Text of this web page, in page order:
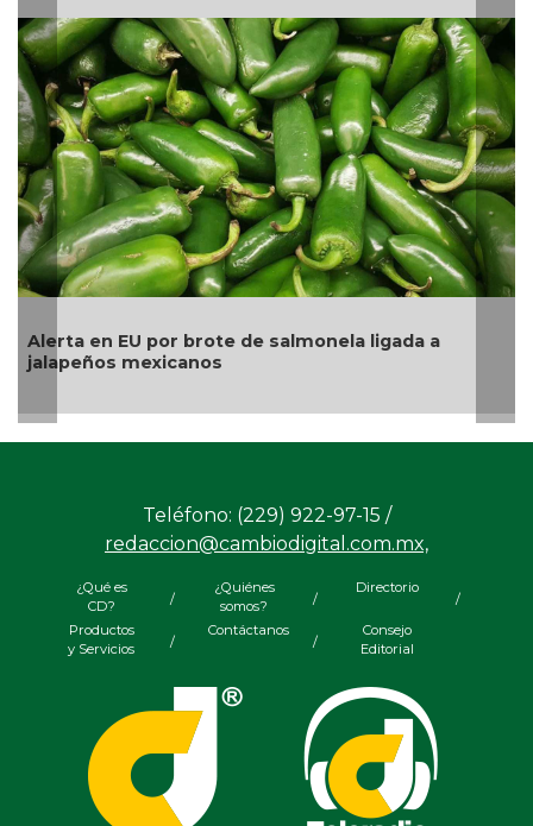
La UNAM analiza sanción de hasta 20 millones de
pesos a Territorium Life
Teléfono: (229) 922-97-15 /
redaccion@cambiodigital.com.mx,
¿Qué es
CD?
/
¿Quiénes
somos?
/
Directorio
/
Productos
y Servicios
/
Contáctanos
/
Consejo
Editorial